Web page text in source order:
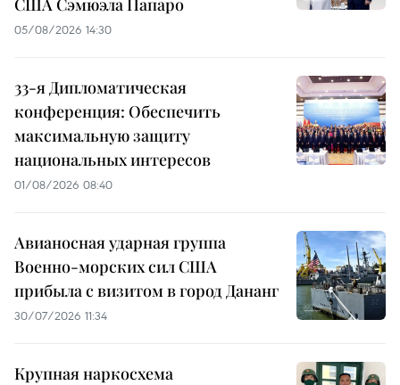
США Сэмюэла Папаро
05/08/2026 14:30
33-я Дипломатическая
конференция: Обеспечить
максимальную защиту
национальных интересов
01/08/2026 08:40
Авианосная ударная группа
Военно-морских сил США
прибыла с визитом в город Дананг
30/07/2026 11:34
Крупная наркосхема